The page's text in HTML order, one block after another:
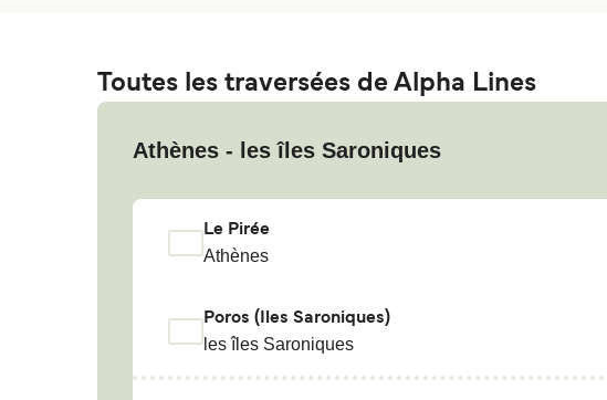
Toutes les traversées de Alpha Lines
Athènes - les îles Saroniques
Le Pirée
Athènes
Poros (Iles Saroniques)
les îles Saroniques